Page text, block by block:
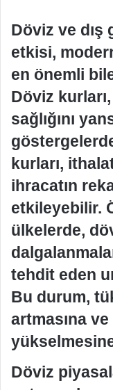
Döviz ve dış
etkisi,
en önemli
Döviz
sağlığını
kurları,
ihracatın
etkileyebilir.
ülkelerde,
tehdit eden
Bu durum,
artmasına
Döviz